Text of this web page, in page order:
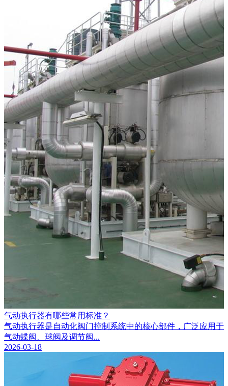
气动执行器有哪些常用标准？
气动执行器是自动化阀门控制系统中的核心部件，广泛应用于
气动蝶阀、球阀及调节阀...
2026-03-18